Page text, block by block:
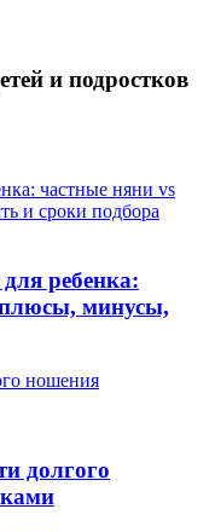
и подростков
частные няни vs
и сроки подбора
ребенка:
минусы,
ношения
долгого